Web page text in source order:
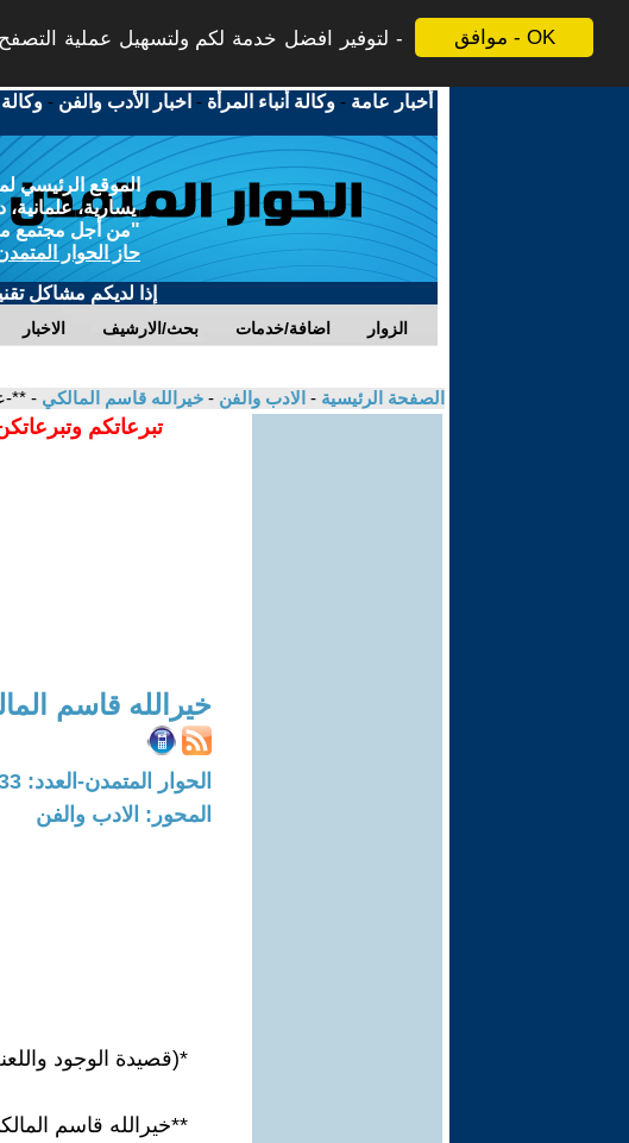
موافق - OK
لتوفير افضل خدمة لكم ولتسهيل عملية
أخبار عامة -وكالة أنباء المرأة - اخبار الأدب والفن -وكالة
الموقع الرئيسي
يسارية،
"من أجل مجتمع
حاز الحوار
إذا لديكم مشاكل
الاخبار بحث/الارشيف اضافة/خدمات الزوار
الصفحة الرئيسية - الادب والفن - خيرالله قاسم المالكي - **-
تبرعاتكم
خيرالله قاسم
الحوار المتمدن-العدد: 8433 - 2025 / 8 / 13 - 16:42
المحور: الادب والفن
*(قصيدة الوجود
**خيرالله قاسم